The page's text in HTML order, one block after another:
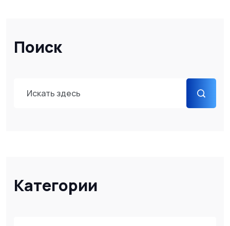
Поиск
Категории